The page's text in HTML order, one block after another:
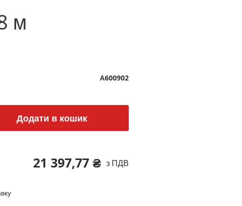
м
Додати в кошик
21 397,77 ₴ з ПДВ
А600902